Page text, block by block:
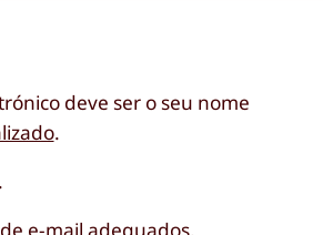
deve ser o seu nome
.